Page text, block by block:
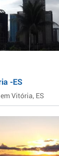
-ES
Vitória, ES